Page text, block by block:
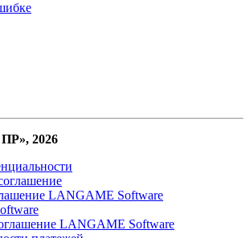
2026
LANGAME Software
LANGAME Software